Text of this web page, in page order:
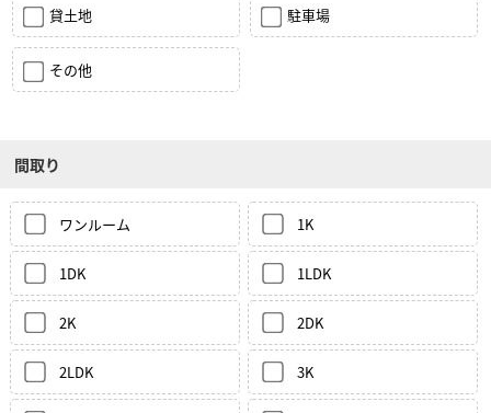
貸土地 駐車場
その他
間取り
ワンルーム 1K
1DK 1LDK
2K 2DK
2LDK 3K